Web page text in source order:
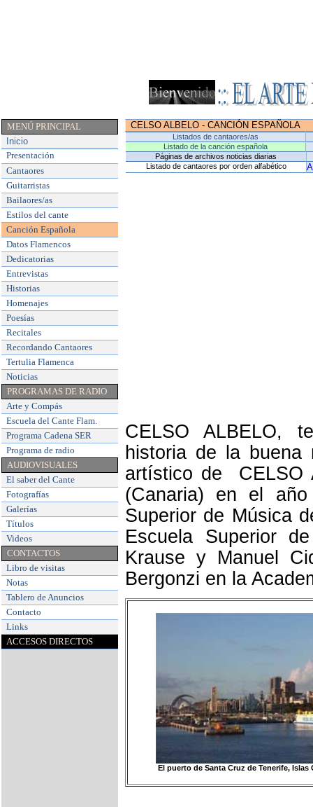
MENÚ PRINCIPAL
Inicio
Presentación
Cantaores
Guitarristas
Bailaores/as
Estilos del cante
Canción Española
Datos Flamencos
Dedicatorias
Entrevistas
Historias
Homenajes
Poesías
Recitales
Recordando Cantaores
Tertulia Flamenca
Noticias
PROGRAMAS DE RADIO
Arte y Compás
Escuela del Cante Flam.
Programa Cadena SER
Programa de radio
AUDIOVISUALES
El saber del Cante
Fotografías
Galerías
Títulos
Videos
CONTACTOS
Libro de visitas
Notas
Tablero de Anuncios
Contacto
Links
ACCESOS DIRECTOS
CELSO ALBELO -CANCIÓN ESPAÑOLA
Listados de cantaores/as
Listado de la canción española
Páginas de archivos noticias diarias
Listado de cantaores por orden alfabético
A
CELSO ALBELO,
historia de la
artístico de CELSO
(Canaria) en el
Superior de Música
Escuela Superior
Krause y Manuel
Bergonzi en la
El puerto de Santa Cruz de Tenerife, Islas